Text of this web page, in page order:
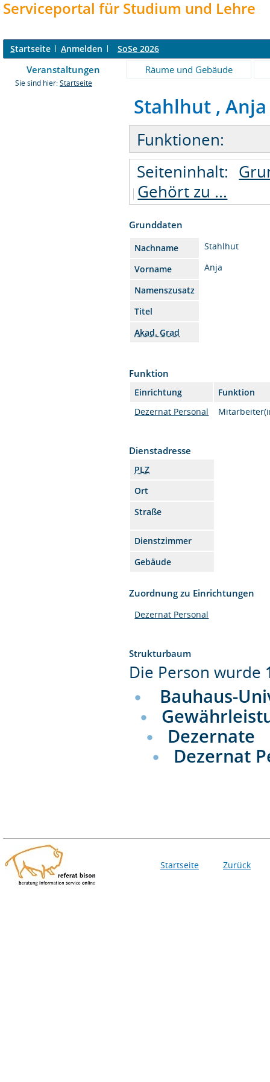
Serviceportal für Studium und Lehre
Startseite Anmelden SoSe 2026
Veranstaltungen Räume und Gebäude
Sie sind hier: Startseite
Stahlhut ,
Funktionen:
Seiteninhalt:
Gehört zu ...
Grunddaten
Nachname
Stahlhut
Vorname
Anja
Namenszusatz
Titel
Akad. Grad
Funktion
Einrichtung
Funktion
Dezernat Personal
Dienstadresse
PLZ
Ort
Straße
Dienstzimmer
Gebäude
Zuordnung zu Einrichtungen
Dezernat Personal
Strukturbaum
Die Person wurde
Bauhaus-
Dezernate
Dezernat
Startseite Zurück